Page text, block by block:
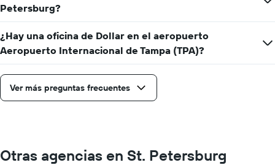
un
auto
de
renta
por
día.
Petersburg?
¿Hay una oficina de Dollar en el aeropuerto
Aeropuerto Internacional de Tampa (TPA)?
Ver más preguntas frecuentes
Otras agencias en St. Petersburg